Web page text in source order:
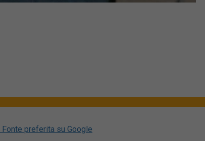
Fonte preferita su Google